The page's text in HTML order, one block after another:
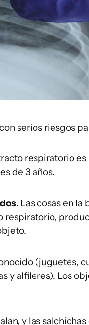
serios riesgos
respiratorio es
de 3 años.
. Las cosas en la
respiratorio,
(juguetes,
y alfileres). Los
y las salchichas